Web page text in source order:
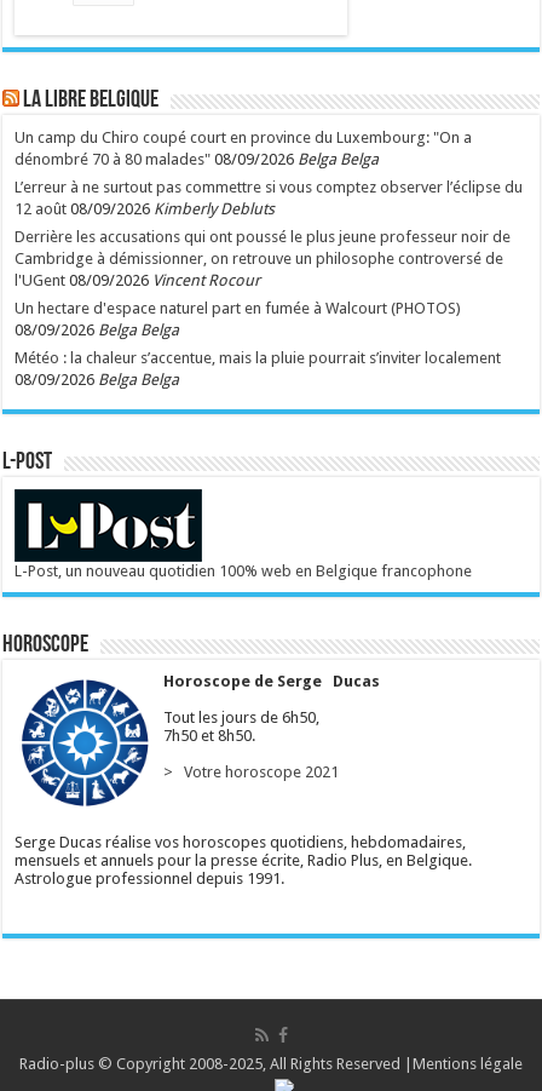
LA Libre Belgique
Un camp du Chiro coupé court en province du Luxembourg: "On a
dénombré 70 à 80 malades" 08/09/2026 Belga Belga
L’erreur à ne surtout pas commettre si vous comptez observer l’éclipse du
12 août 08/09/2026 Kimberly Debluts
Derrière les accusations qui ont poussé le plus jeune professeur noir de
Cambridge à démissionner, on retrouve un philosophe controversé de
l'UGent 08/09/2026 Vincent Rocour
Un hectare d'espace naturel part en fumée à Walcourt (PHOTOS)
08/09/2026 Belga Belga
Météo : la chaleur s’accentue, mais la pluie pourrait s’inviter localement
08/09/2026 Belga Belga
L-POST
L-Post, un nouveau quotidien 100% web en Belgique francophone
Horoscope
Horoscope de Serge Ducas
Tout les jours de 6h50,
7h50 et 8h50.
> Votre horoscope 2021
Serge Ducas réalise vos horoscopes quotidiens, hebdomadaires,
mensuels et annuels pour la presse écrite, Radio Plus, en Belgique.
Astrologue professionnel depuis 1991.
Radio-plus © Copyright 2008-2025, All Rights Reserved | Mentions légale